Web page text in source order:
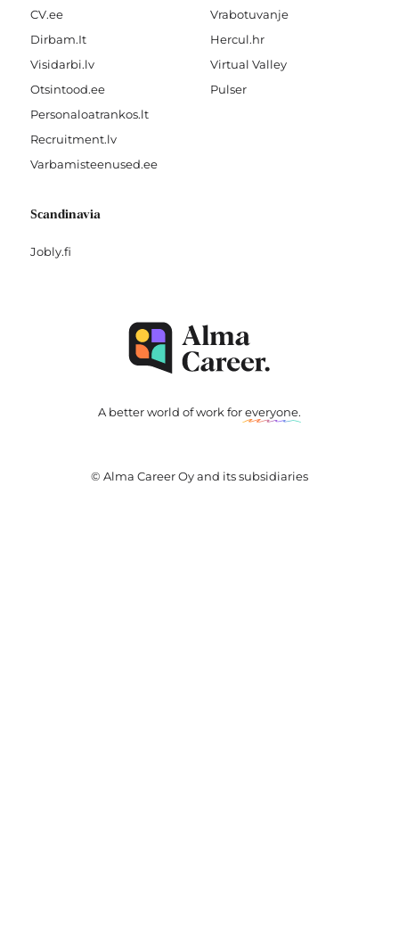
CV.ee
Dirbam.It
Visidarbi.lv
Otsintood.ee
Personaloatrankos.lt
Recruitment.lv
Varbamisteenused.ee
Vrabotuvanje
Hercul.hr
Virtual Valley
Pulser
Scandinavia
Jobly.fi
A better world of work foreveryone.
© Alma Career Oy and its subsidiaries